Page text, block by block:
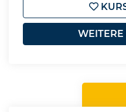
WEITERE